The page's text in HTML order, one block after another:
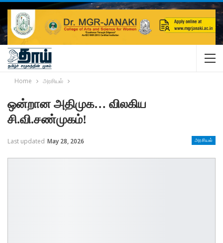
Home அரசியல்
ஒன்றான அதிமுக… விலகிய
சி.வி.சண்முகம்!
அரசியல்
Last updated May 28, 2026